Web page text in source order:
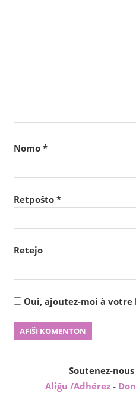
Nomo *
Retpoŝto *
Retejo
Oui, ajoutez-moi à votre
Soutenez-
Aliĝu /Adhérez -